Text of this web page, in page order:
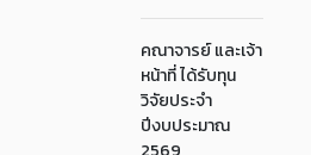
คณาจารย์ และเจ้า
หน้าที่ ได้รับทุน
วิจัยประจำ
ปีงบประมาณ